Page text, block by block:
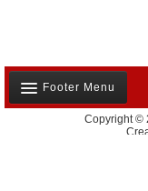
Footer Menu
Copyright ©